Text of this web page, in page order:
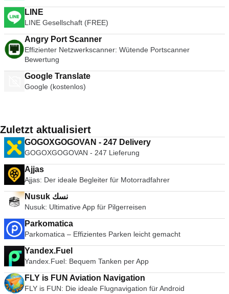
LINE
LINE Gesellschaft (FREE)
Angry Port Scanner
Effizienter Netzwerkscanner: Wütende Portscanner
Bewertung
Google Translate
Google (kostenlos)
Zuletzt aktualisiert
GOGOXGOGOVAN - 247 Delivery
GOGOXGOGOVAN - 247 Lieferung
Ajjas
Ajjas: Der ideale Begleiter für Motorradfahrer
Nusuk نسك
Nusuk: Ultimative App für Pilgerreisen
Parkomatica
Parkomatica – Effizientes Parken leicht gemacht
Yandex.Fuel
Yandex.Fuel: Bequem Tanken per App
FLY is FUN Aviation Navigation
FLY is FUN: Die ideale Flugnavigation für Android